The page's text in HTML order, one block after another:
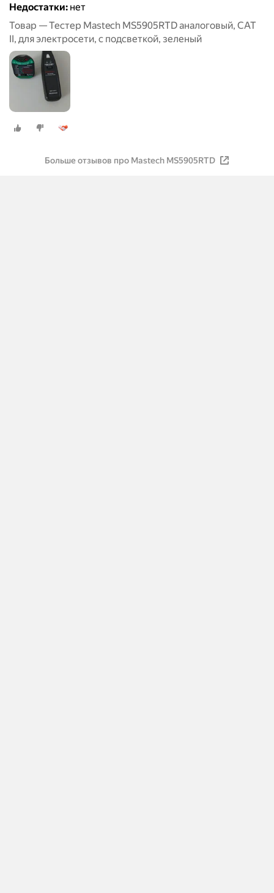
Недостатки: нет
Товар — Тестер Mastech MS5905RTD аналоговый, CAT
II, для электросети, с подсветкой, зеленый
Больше отзывов про Mastech MS5905RTD